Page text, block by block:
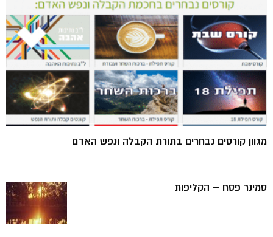
מגוון קורסים נבחרים בתורת הקבלה ונפש האדם
סמינר פסח – הקליפות